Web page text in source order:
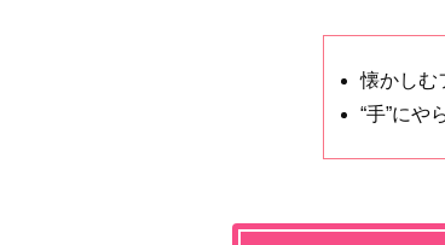
懐かしむ
“手”にや